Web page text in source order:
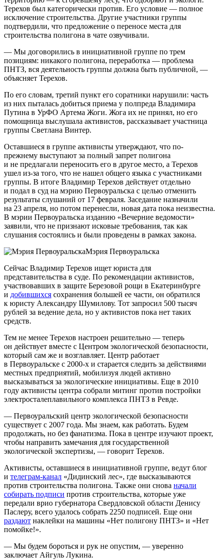
Терехов был категорически против. Его условие — полное
исключение строительства. Другие участники группы
подтвердили, что предложение о переносе места для
строительства полигона в чате озвучивали.
— Мы договорились в инициативной группе по трем
позициям: никакого полигона, переработка — проблема
ПНТЗ, вся деятельность группы должна быть публичной, —
объясняет Терехов.
По его словам, третий пункт его соратники нарушили: часть
из них пыталась добиться приема у полпреда Владимира
Путина в УрФО Артема Жоги. Жога их не принял, но его
помощница выслушала активистов, рассказывает участница
группы Светлана Винтер.
Оставшиеся в группе активисты утверждают, что по-
прежнему выступают за полный запрет полигона
и не предлагали переносить его в другое место, а Терехов
ушел из-за того, что не нашел общего языка с участниками
группы. В итоге Владимир Терехов действует отдельно
и подал в суд на мэрию Первоуральска с целью отменить
результаты слушаний от 17 февраля. Заседание назначили
на 23 апреля, но потом перенесли, новая дата пока неизвестна.
В мэрии Первоуральска изданию «Вечерние ведомости»
заявили, что не признают исковые требования, так как
слушания состоялись и были проведены в рамках закона.
Мэрия Первоуральска
Сейчас Владимир Терехов ищет юриста для
представительства в суде. По рекомендации активистов,
участвовавших в защите Березовой рощи в Екатеринбурге
и добившихся сохранения большей ее части, он обратился
к юристу Александру Шумилову. Тот запросил 500 тысяч
рублей за ведение дела, но у активистов пока нет таких
средств.
Тем не менее Терехов настроен решительно — теперь
он действует вместе с Центром экологической безопасности,
который сам же и возглавляет. Центр работает
в Первоуральске с 2000-х и старается следить за действиями
местных предприятий, мобилизуя людей активно
высказываться за экологические инициативы. Еще в 2010
году активисты центра собрали митинг против постройки
электросталеплавильного комплекса ПНТЗ в Ревде.
— Первоуральский центр экологической безопасности
существует с 2007 года. Мы знаем, как работать. Будем
продолжать, но без фанатизма. Пока в центре изучают проект,
чтобы направить замечания для государственной
экологической экспертизы, — говорит Терехов.
Активисты, оставшиеся в инициативной группе, ведут блог
и телеграм-канал «Дидинский лес», где высказываются
против строительства полигона. Также они снова начали
собирать подписи против строительства, которые уже
передали врио губернатора Свердловской области Денису
Паслеру, всего удалось собрать 2250 подписей. Еще они
раздают наклейки на машины «Нет полигону ПНТЗ» и «Нет
помойке!».
— Мы будем бороться и рук не опустим, — уверенно
заключает Айгуль Лукина.